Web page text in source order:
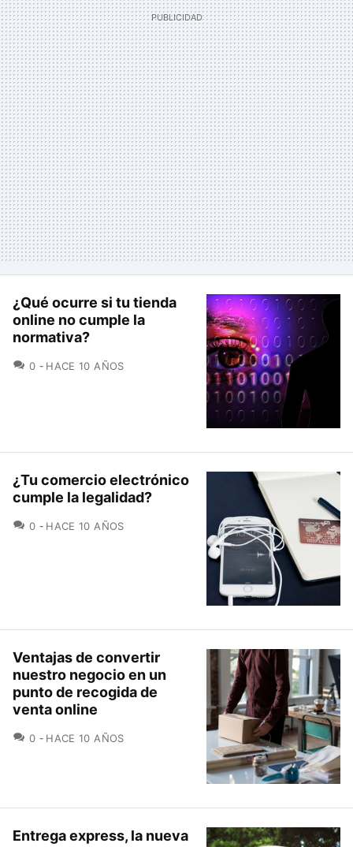
¿Qué ocurre si tu tienda
online no cumple la
normativa?
0 COMENTARIOS
HACE 10 AÑOS
¿Tu comercio electrónico
cumple la legalidad?
0 COMENTARIOS
HACE 10 AÑOS
Ventajas de convertir
nuestro negocio en un
punto de recogida de
venta online
0 COMENTARIOS
HACE 10 AÑOS
Entrega express, la nueva